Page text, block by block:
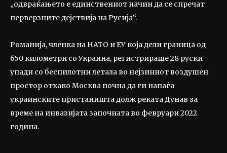
„одвраќањето е единствениот начин да се спречат
перверзните дејствија на Русија“.
Романија, членка на НАТО и ЕУ која дели граница од
650 километри со Украина, регистрираше 28 руски
упади со беспилотни летала во нејзиниот воздушен
простор откако Москва почна да ги напаѓа
украинските пристаништа долж реката Дунав за
време на инвазијата започната во февруари 2022
година.